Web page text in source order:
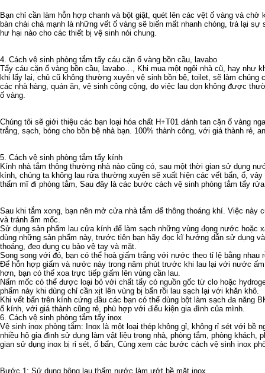
Bạn chỉ cần làm hỗn hợp chanh và bột giặt, quét lên các vệt ố vàng và chờ
bàn chải chà mạnh là những vết ố vàng sẽ biến mất nhanh chóng, trả lại sự
hư hại nào cho các thiết bị vệ sinh nói chung.
4. Cách vệ sinh phòng tắm tẩy cáu cặn ố vàng bồn cầu, lavabo
Tẩy cáu cặn ố vàng bồn cầu, lavabo…, Khi mua một ngôi nhà cũ, hay như
khi lấy lại, chủ cũ không thường xuyên vệ sinh bồn bệ, toilet, sẽ làm chúng
các nhà hàng, quán ăn, vệ sinh công cộng, do việc lau dọn không được
ố vàng.
Chúng tôi sẽ giới thiệu các bạn loại hóa chất H+T01 đánh tan cặn ố vàng
trắng, sạch, bóng cho bồn bệ nhà bạn. 100% thành công, với giá thành rẻ,
5. Cách vệ sinh phòng tắm tẩy kính
Kính nhà tắm thông thường nhà nào cũng có, sau một thời gian sử dụng
kính, chúng ta không lau rửa thường xuyên sẽ xuất hiện các vết bẩn, ố,
thẩm mĩ đi phòng tắm, Sau đây là các bước cách vệ sinh phòng tắm tẩy
Sau khi tắm xong, bạn nên mở cửa nhà tắm để thông thoáng khí. Việc này
và tránh ẩm mốc.
Sử dụng sản phẩm lau cửa kính để làm sạch những vùng đọng nước hoặc
dùng những sản phẩm này, trước tiên bạn hãy đọc kĩ hướng dẫn sử dụng
thoáng, đeo dụng cụ bảo vệ tay và mặt.
Song song với đó, bạn có thể hoà giấm trắng với nước theo tỉ lệ bằng nhau
Để hỗn hợp giấm và nước này trong năm phút trước khi lau lại với nước
hơn, bạn có thể xoa trực tiếp giấm lên vùng cần lau.
Nấm mốc có thể được loại bỏ với chất tẩy có nguồn gốc từ clo hoặc
phẩm này khi dùng chỉ cần xịt lên vùng bị bẩn rồi lau sạch lại với khăn khô.
Khi vết bẩn trên kính cứng đầu các bạn có thể dùng bột làm sạch đa năng
ố kính, với giá thành cũng rẻ, phù hợp với điểu kiện gia đình của mình.
6. Cách vệ sinh phòng tắm tẩy inox
Vệ sinh inox phòng tắm: Inox là một loại thép không gỉ, không rỉ sét với bề
nhiều hộ gia đình sử dụng làm vật liệu trong nhà, phòng tắm, phòng khách,
gian sử dụng inox bị rỉ sét, ố bẩn, Cùng xem các bước cách vệ sinh inox
Bước 1: Sử dụng bông lau thấm nước làm ướt bề mặt inox.